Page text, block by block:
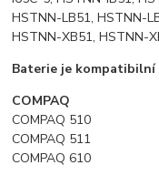
HSTNN-LB51, HSTNN-
HSTNN-XB51, HSTNN-
Baterie je kompatibilní
COMPAQ
COMPAQ 510
COMPAQ 511
COMPAQ 610